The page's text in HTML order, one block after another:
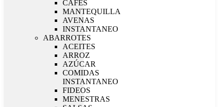
CAFES
MANTEQUILLA
AVENAS
INSTANTANEO
ABARROTES
ACEITES
ARROZ
AZÚCAR
COMIDAS
INSTANTANEO
FIDEOS
MENESTRAS